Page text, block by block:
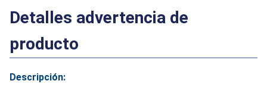
Detalles advertencia de
producto
Descripción: